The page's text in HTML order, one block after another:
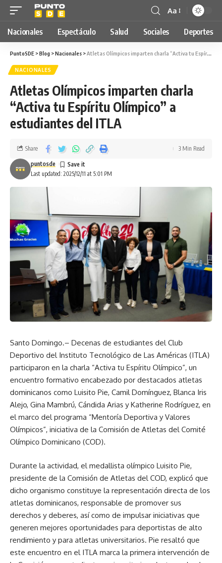
Aa
Nacionales Espectáculo Salud Sociales Deportes
PuntoSDE >Blog >Nacionales >Atletas Olímpicos imparten charla “Activa tu Espíritu Olímpico” a estudiantes del ITLA
NACIONALES
Atletas Olímpicos imparten charla
“Activa tu Espíritu Olímpico” a
estudiantes del ITLA
Last updated: 2025/12/11 at 5:01 PM
puntosde
Share 3 Min Read
Santo Domingo.– Decenas de estudiantes del Club
Deportivo del Instituto Tecnológico de Las Américas (ITLA)
participaron en la charla “Activa tu Espíritu Olímpico”, un
encuentro formativo encabezado por destacados atletas
dominicanos como Luisito Pie, Camil Domínguez, Blanca Iris
Alejo, Gina Mambrú, Cándida Arias y Katherine Rodríguez, en
el marco del programa “Mentoría Deportiva y Valores
Olímpicos”, iniciativa de la Comisión de Atletas del Comité
Olímpico Dominicano (COD).
Durante la actividad, el medallista olímpico Luisito Pie,
presidente de la Comisión de Atletas del COD, explicó que
dicho organismo constituye la representación directa de los
atletas dominicanos, responsable de promover sus
derechos y deberes, así como de impulsar iniciativas que
generen mejores oportunidades para deportistas de alto
rendimiento y para atletas universitarios. Pie resaltó que
este encuentro en el ITLA marca la primera intervención de